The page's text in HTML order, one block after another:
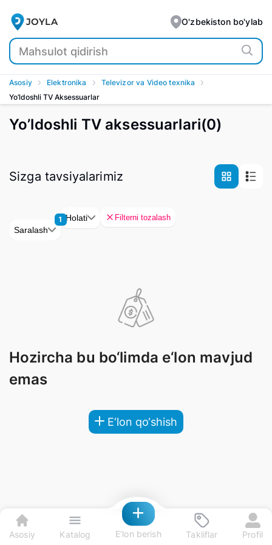
JOYLA O'zbekiston bo'ylab
Asosiy Elektronika
Televizor va Video texnika
Yo’ldoshli TV Aksessuarlar
Yo’ldoshli TV aksessuarlari(0)
Sizga tavsiyalarimiz
Saralash
1 Holati Filterni tozalash
Hozircha bu bo‘limda e‘lon mavjud
emas
E‘lon qo‘shish
Asosiy Katalog E‘lon berish Takliflar Profil